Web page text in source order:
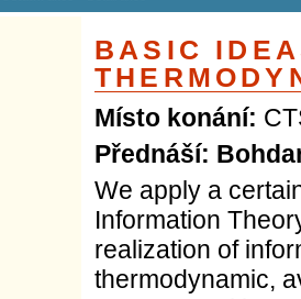
BASIC
Místo konání:
Přednáší:
We apply a
Information
realization of
thermodynamic,